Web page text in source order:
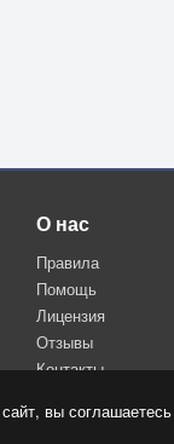
вы
О нас
Правила
Помощь
Лицензия
Отзывы
Контакты